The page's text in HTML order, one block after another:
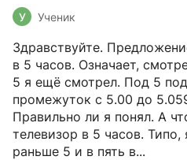
У Ученик
Здравствуйте.
в 5 часов. Означает,
5 я ещё смотрел. Под 5
промежуток с 5.00 до
Правильно ли я понял. А
телевизор в 5 часов. Типо,
раньше 5 и в пять в...